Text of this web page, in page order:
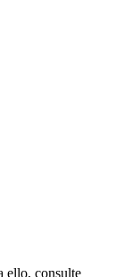
ello, consulte